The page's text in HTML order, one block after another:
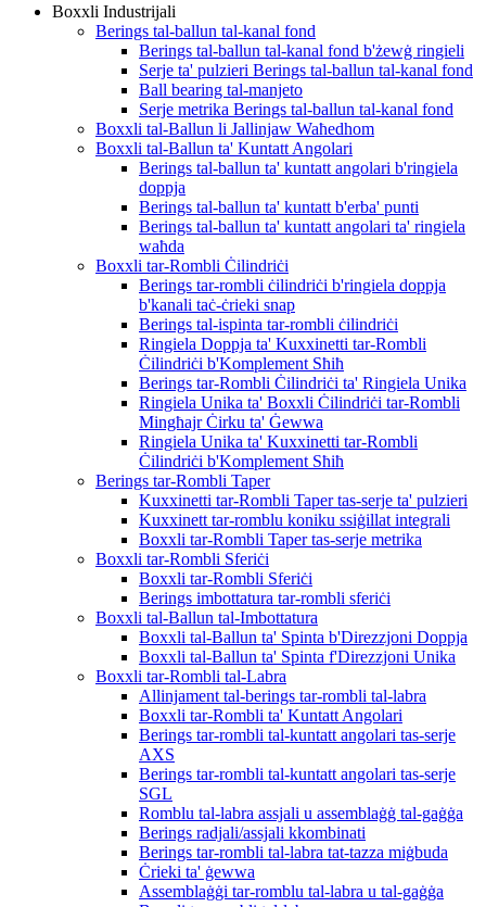
Boxxli Industrijali
Berings tal-ballun tal-kanal fond
Berings tal-ballun tal-kanal fond b'żewġ ringieli
Serje ta' pulzieri Berings tal-ballun tal-kanal fond
Ball bearing tal-manjeto
Serje metrika Berings tal-ballun tal-kanal fond
Boxxli tal-Ballun li Jallinjaw Waħedhom
Boxxli tal-Ballun ta' Kuntatt Angolari
Berings tal-ballun ta' kuntatt angolari b'ringiela
doppja
Berings tal-ballun ta' kuntatt b'erba' punti
Berings tal-ballun ta' kuntatt angolari ta' ringiela
waħda
Boxxli tar-Rombli Ċilindriċi
Berings tar-rombli ċilindriċi b'ringiela doppja
b'kanali taċ-ċrieki snap
Berings tal-ispinta tar-rombli ċilindriċi
Ringiela Doppja ta' Kuxxinetti tar-Rombli
Ċilindriċi b'Komplement Sħiħ
Berings tar-Rombli Ċilindriċi ta' Ringiela Unika
Ringiela Unika ta' Boxxli Ċilindriċi tar-Rombli
Mingħajr Ċirku ta' Ġewwa
Ringiela Unika ta' Kuxxinetti tar-Rombli
Ċilindriċi b'Komplement Sħiħ
Berings tar-Rombli Taper
Kuxxinetti tar-Rombli Taper tas-serje ta' pulzieri
Kuxxinett tar-romblu koniku ssiġillat integrali
Boxxli tar-Rombli Taper tas-serje metrika
Boxxli tar-Rombli Sferiċi
Boxxli tar-Rombli Sferiċi
Berings imbottatura tar-rombli sferiċi
Boxxli tal-Ballun tal-Imbottatura
Boxxli tal-Ballun ta' Spinta b'Direzzjoni Doppja
Boxxli tal-Ballun ta' Spinta f'Direzzjoni Unika
Boxxli tar-Rombli tal-Labra
Allinjament tal-berings tar-rombli tal-labra
Boxxli tar-Rombli ta' Kuntatt Angolari
Berings tar-rombli tal-kuntatt angolari tas-serje
AXS
Berings tar-rombli tal-kuntatt angolari tas-serje
SGL
Romblu tal-labra assjali u assemblaġġ tal-gaġġa
Berings radjali/assjali kkombinati
Berings tar-rombli tal-labra tat-tazza miġbuda
Ċrieki ta' ġewwa
Assemblaġġi tar-romblu tal-labra u tal-gaġġa